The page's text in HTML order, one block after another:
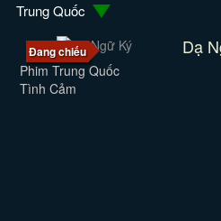
Trung Quốc
Đang chiếu Dạ
Phim Trung Quốc
Tình Cảm